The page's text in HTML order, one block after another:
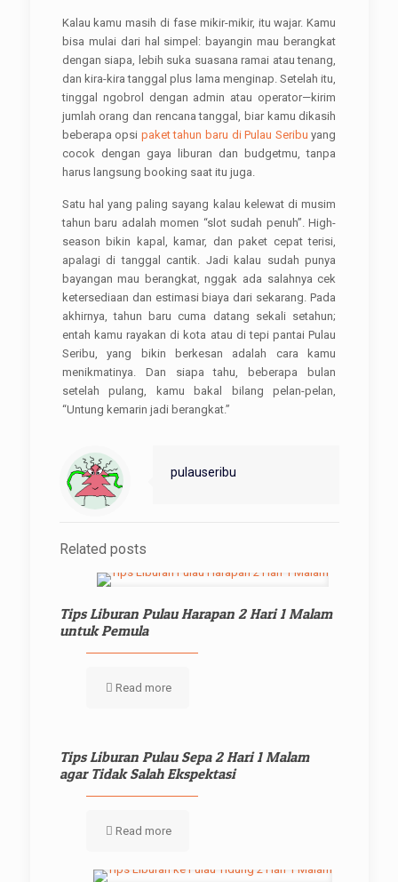
Kalau kamu masih di fase mikir-mikir, itu wajar. Kamu
bisa mulai dari hal simpel: bayangin mau berangkat
dengan siapa, lebih suka suasana ramai atau tenang,
dan kira-kira tanggal plus lama menginap. Setelah itu,
tinggal ngobrol dengan admin atau operator—kirim
jumlah orang dan rencana tanggal, biar kamu dikasih
beberapa opsi paket tahun baru di Pulau Seribu yang
cocok dengan gaya liburan dan budgetmu, tanpa
harus langsung booking saat itu juga.
Satu hal yang paling sayang kalau kelewat di musim
tahun baru adalah momen “slot sudah penuh”. High-
season bikin kapal, kamar, dan paket cepat terisi,
apalagi di tanggal cantik. Jadi kalau sudah punya
bayangan mau berangkat, nggak ada salahnya cek
ketersediaan dan estimasi biaya dari sekarang. Pada
akhirnya, tahun baru cuma datang sekali setahun;
entah kamu rayakan di kota atau di tepi pantai Pulau
Seribu, yang bikin berkesan adalah cara kamu
menikmatinya. Dan siapa tahu, beberapa bulan
setelah pulang, kamu bakal bilang pelan-pelan,
“Untung kemarin jadi berangkat.”
pulauseribu
Related posts
Tips Liburan Pulau Harapan 2 Hari 1 Malam
untuk Pemula
Read more
Tips Liburan Pulau Sepa 2 Hari 1 Malam
agar Tidak Salah Ekspektasi
Read more